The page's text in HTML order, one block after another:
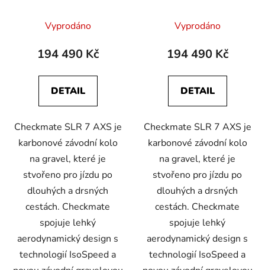
Vyprodáno
194 490 Kč
DETAIL
Checkmate SLR 7 AXS je
karbonové závodní kolo
na gravel, které je
stvořeno pro jízdu po
dlouhých a drsných
cestách. Checkmate
spojuje lehký
aerodynamický design s
technologií IsoSpeed a
Vyprodáno
194 490 Kč
DETAIL
Checkmate SLR 7 AXS je
karbonové závodní kolo
na gravel, které je
stvořeno pro jízdu po
dlouhých a drsných
cestách. Checkmate
spojuje lehký
aerodynamický design s
technologií IsoSpeed a